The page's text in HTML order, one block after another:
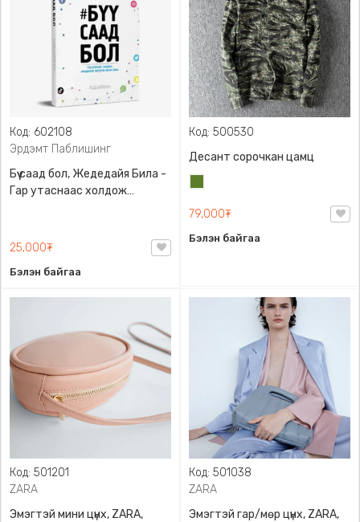
Код: 602108
Эрдэмт Паблишинг
Бүү саад бол, Жедедайя Била -
Гар утаснаас холдож
9789919235192
25,000₮
Бэлэн байгаа
Код: 500530
Десант сорочкан цамц
79,000₮
Бэлэн байгаа
Код: 501201
ZARA
Эмэгтэй мини цүнх, ZARA,
Код: 501038
ZARA
Эмэгтэй гар/мөр цүнх, ZARA,